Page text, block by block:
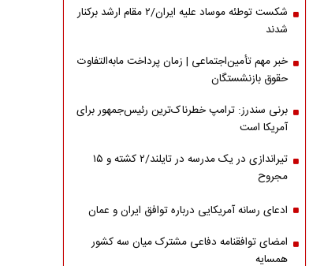
شکست توطئه موساد علیه ایران/۲ مقام‌ ارشد برکنار
شدند
خبر مهم تأمین‌اجتماعی | زمان پرداخت مابه‌التفاوت
حقوق بازنشستگان
برنی سندرز: ترامپ خطرناک‌ترین رئیس‌جمهور برای
آمریکا است
تیراندازی در یک مدرسه در تایلند/۲ کشته و ۱۵
مجروح
ادعای رسانه آمریکایی درباره توافق ایران و عمان
امضای توافقنامه دفاعی مشترک میان سه کشور
همسایه